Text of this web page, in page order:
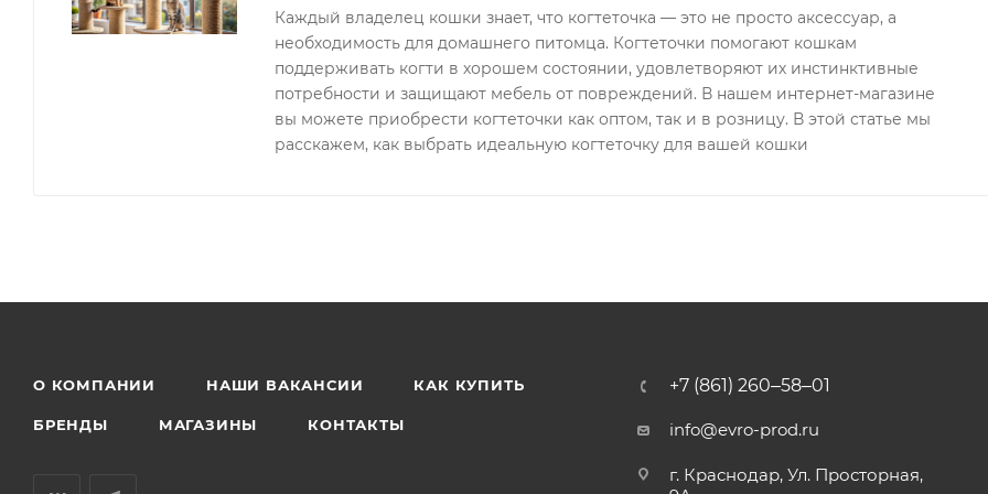
Каждый владелец кошки знает, что когтеточка — это не просто аксессуар, а
необходимость для домашнего питомца. Когтеточки помогают кошкам
поддерживать когти в хорошем состоянии, удовлетворяют их инстинктивные
потребности и защищают мебель от повреждений. В нашем интернет-магазине
вы можете приобрести когтеточки как оптом, так и в розницу. В этой статье мы
расскажем, как выбрать идеальную когтеточку для вашей кошки
О КОМПАНИИ НАШИ ВАКАНСИИ КАК КУПИТЬ
БРЕНДЫ МАГАЗИНЫ КОНТАКТЫ
+7 (861) 260‒58‒01
info@evro-prod.ru
г. Краснодар, ​Ул. Просторная,